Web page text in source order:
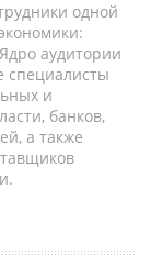
одной
аудитории
специалисты
и
банков,
а также